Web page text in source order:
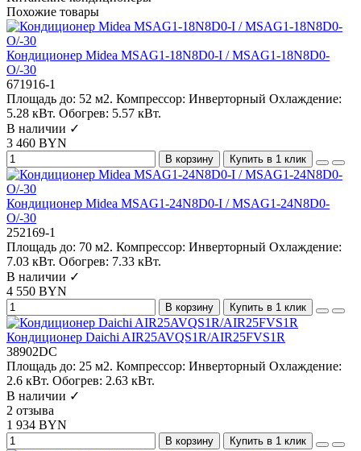
Похожие товары
Кондиционер Midea MSAG1-18N8D0-I / MSAG1-18N8D0-
O/-30
671916-1
Площадь до: 52 м2. Компрессор: Инверторный Охлаждение:
5.28 кВт. Обогрев: 5.57 кВт.
В наличии ✓
3 460 BYN
В корзину Купить в 1 клик
Кондиционер Midea MSAG1-24N8D0-I / MSAG1-24N8D0-
O/-30
252169-1
Площадь до: 70 м2. Компрессор: Инверторный Охлаждение:
7.03 кВт. Обогрев: 7.33 кВт.
В наличии ✓
4 550 BYN
В корзину Купить в 1 клик
Кондиционер Daichi AIR25AVQS1R/AIR25FVS1R
38902DC
Площадь до: 25 м2. Компрессор: Инверторный Охлаждение:
2.6 кВт. Обогрев: 2.63 кВт.
В наличии ✓
2 отзыва
1 934 BYN
В корзину Купить в 1 клик